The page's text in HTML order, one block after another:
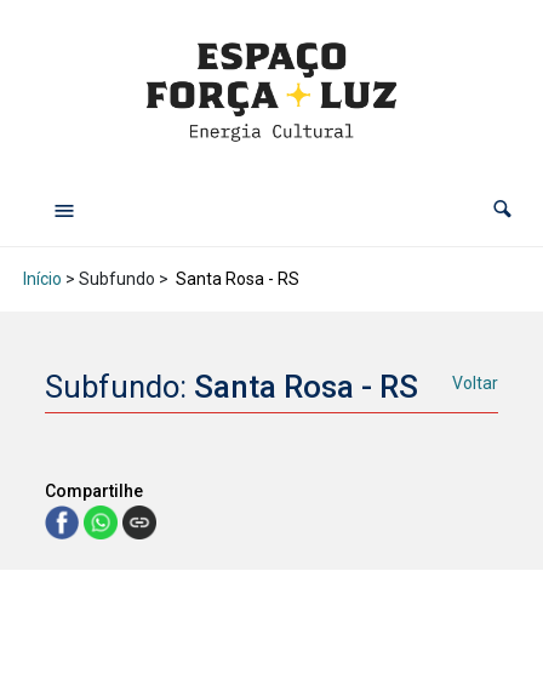
Início > Subfundo > Santa Rosa - RS
Subfundo: Santa Rosa - RS Voltar
Compartilhe